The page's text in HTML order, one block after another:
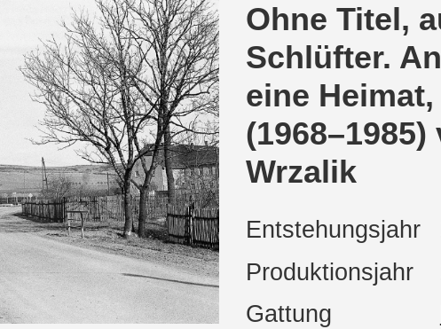
Ohne Titel,
Schlüfter.
eine
Wrzalik
Entstehungsjahr
Produktionsjahr
Gattung